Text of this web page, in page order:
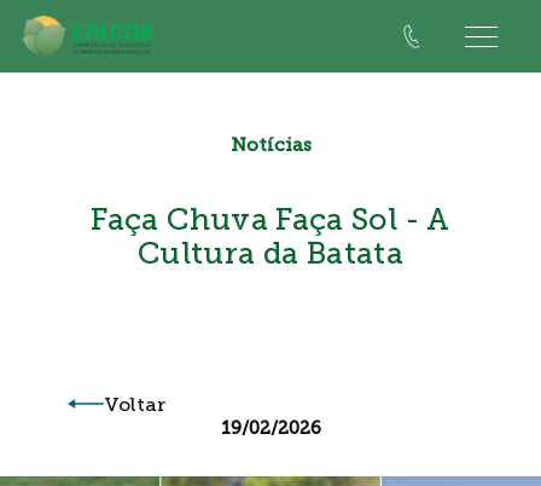
Notícias
Faça Chuva Faça Sol - A
Cultura da Batata
Voltar
19/02/2026